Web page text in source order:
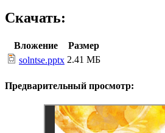
Скачать:
Вложение
Размер
solntse.pptx 2.41 МБ
Предварительный просмотр: